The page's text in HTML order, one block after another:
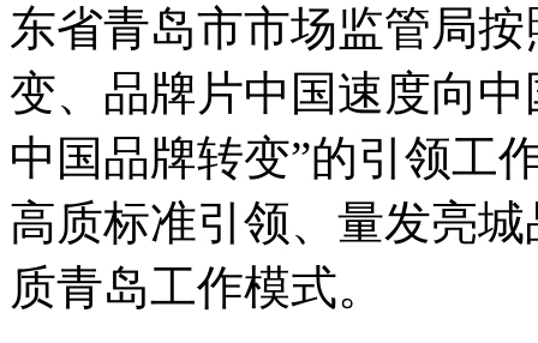
东省青岛市市场监管局
变、品牌片中国速度向
中国品牌转变”的引领工
高质标准引领、量发亮
质青岛工作模式。